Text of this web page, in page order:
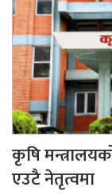
कृषि
एउटै नेतृत्वमा